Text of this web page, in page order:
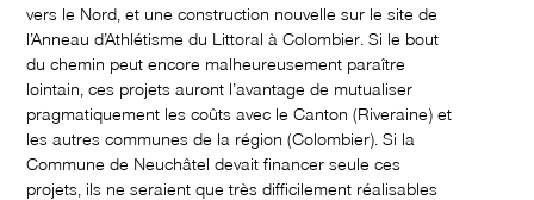
vers le Nord, et une construction nouvelle sur le site de
l’Anneau d’Athlétisme du Littoral à Colombier. Si le bout
du chemin peut encore malheureusement paraître
lointain, ces projets auront l’avantage de mutualiser
pragmatiquement les coûts avec le Canton (Riveraine) et
les autres communes de la région (Colombier). Si la
Commune de Neuchâtel devait financer seule ces
projets, ils ne seraient que très difficilement réalisables